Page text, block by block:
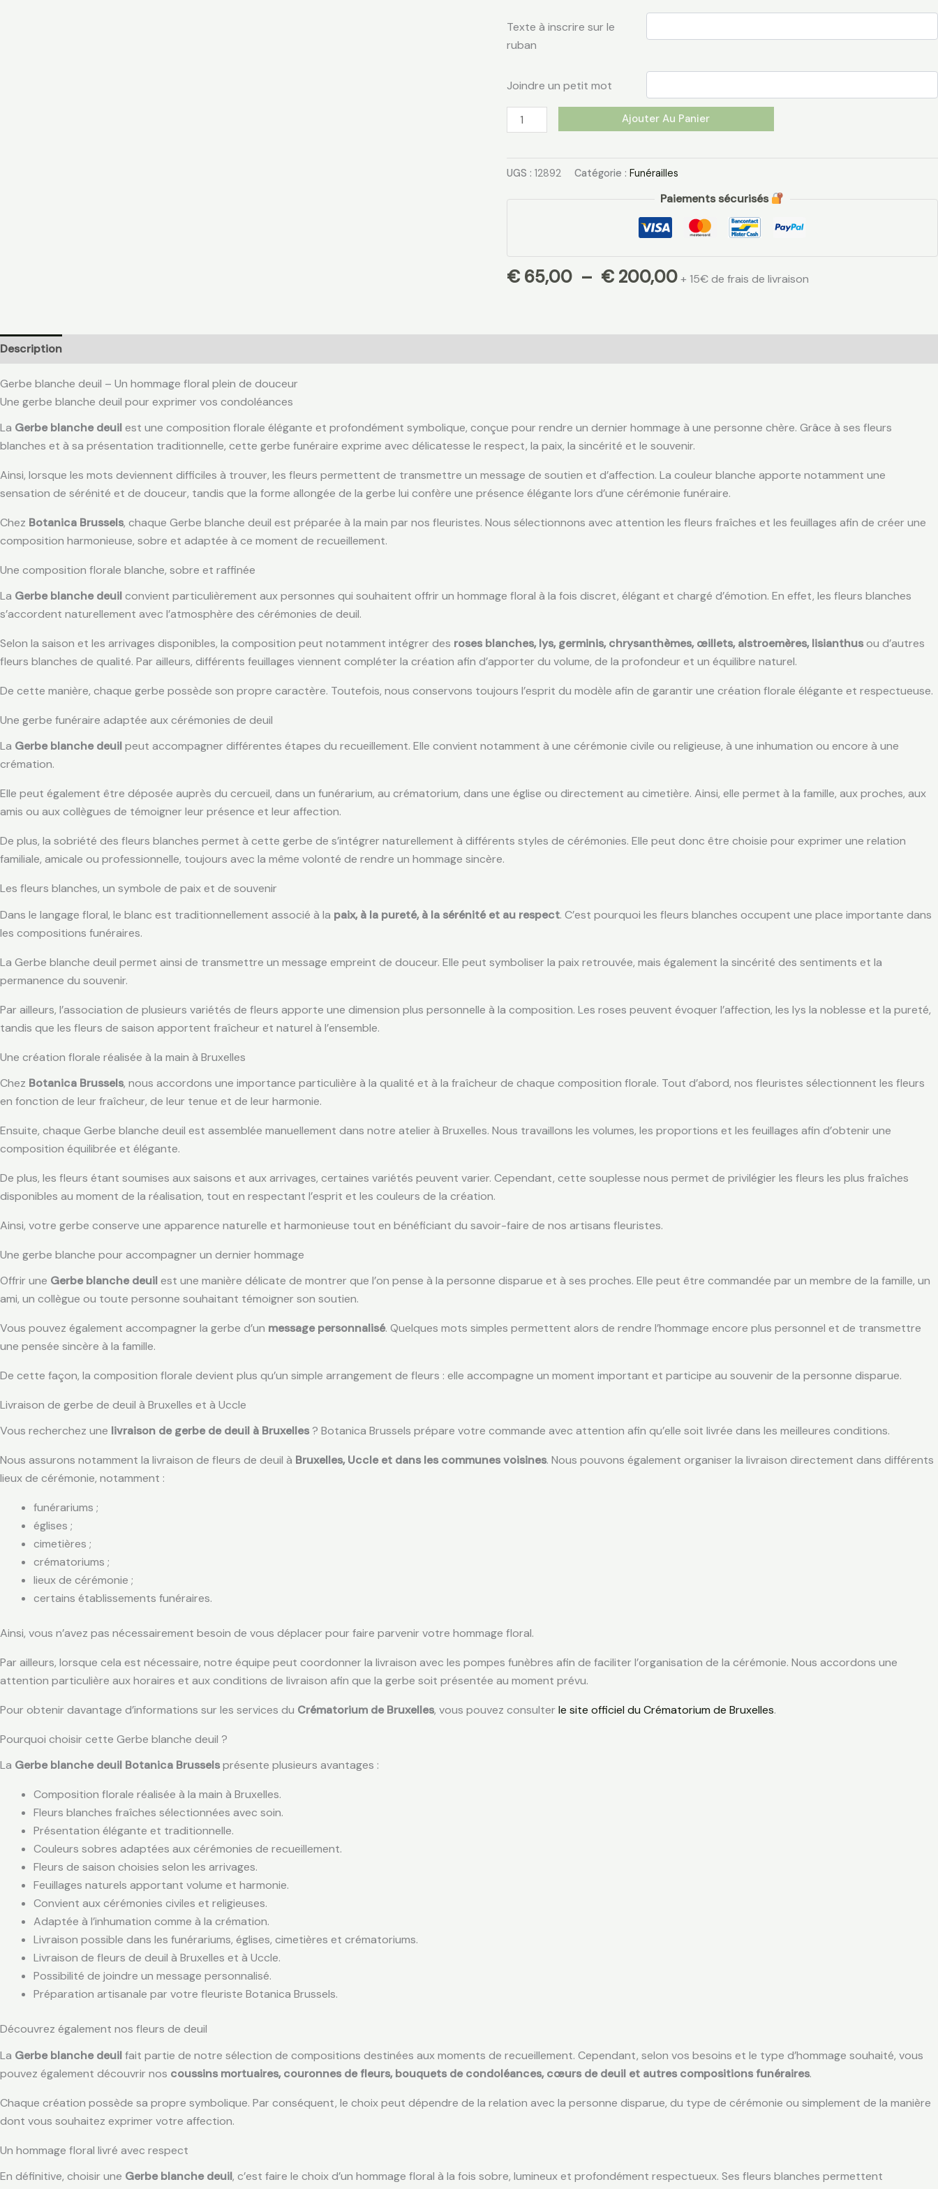
Texte à inscrire sur le
ruban
Joindre un petit mot
Ajouter Au Panier
UGS : 12892 Catégorie : Funérailles
Paiements sécurisés
€65,00 – €200,00 + 15€ de frais de livraison
Description
Gerbe blanche deuil – Un hommage floral plein de douceur
Une gerbe blanche deuil pour exprimer vos condoléances
La Gerbe blanche deuilest une composition florale élégante et profondément symbolique, conçue pour rendre un dernier hommage à une personne chère. Grâce à ses fleurs
blanches et à sa présentation traditionnelle, cette gerbe funéraire exprime avec délicatesse le respect, la paix, la sincérité et le souvenir.
Ainsi, lorsque les mots deviennent difficiles à trouver, les fleurs permettent de transmettre un message de soutien et d’affection. La couleur blanche apporte notamment une
sensation de sérénité et de douceur, tandis que la forme allongée de la gerbe lui confère une présence élégante lors d’une cérémonie funéraire.
Chez Botanica Brussels, chaque Gerbe blanche deuil est préparée à la main par nos fleuristes. Nous sélectionnons avec attention les fleurs fraîches et les feuillages afin de créer une
composition harmonieuse, sobre et adaptée à ce moment de recueillement.
Une composition florale blanche, sobre et raffinée
La Gerbe blanche deuilconvient particulièrement aux personnes qui souhaitent offrir un hommage floral à la fois discret, élégant et chargé d’émotion. En effet, les fleurs blanches
s’accordent naturellement avec l’atmosphère des cérémonies de deuil.
Selon la saison et les arrivages disponibles, la composition peut notamment intégrer des roses blanches, lys, germinis, chrysanthèmes, œillets, alstroemères, lisianthusou d’autres
fleurs blanches de qualité. Par ailleurs, différents feuillages viennent compléter la création afin d’apporter du volume, de la profondeur et un équilibre naturel.
De cette manière, chaque gerbe possède son propre caractère. Toutefois, nous conservons toujours l’esprit du modèle afin de garantir une création florale élégante et respectueuse.
Une gerbe funéraire adaptée aux cérémonies de deuil
La Gerbe blanche deuilpeut accompagner différentes étapes du recueillement. Elle convient notamment à une cérémonie civile ou religieuse, à une inhumation ou encore à une
crémation.
Elle peut également être déposée auprès du cercueil, dans un funérarium, au crématorium, dans une église ou directement au cimetière. Ainsi, elle permet à la famille, aux proches, aux
amis ou aux collègues de témoigner leur présence et leur affection.
De plus, la sobriété des fleurs blanches permet à cette gerbe de s’intégrer naturellement à différents styles de cérémonies. Elle peut donc être choisie pour exprimer une relation
familiale, amicale ou professionnelle, toujours avec la même volonté de rendre un hommage sincère.
Les fleurs blanches, un symbole de paix et de souvenir
Dans le langage floral, le blanc est traditionnellement associé à la paix, à la pureté, à la sérénité et au respect. C’est pourquoi les fleurs blanches occupent une place importante dans
les compositions funéraires.
La Gerbe blanche deuil permet ainsi de transmettre un message empreint de douceur. Elle peut symboliser la paix retrouvée, mais également la sincérité des sentiments et la
permanence du souvenir.
Par ailleurs, l’association de plusieurs variétés de fleurs apporte une dimension plus personnelle à la composition. Les roses peuvent évoquer l’affection, les lys la noblesse et la pureté,
tandis que les fleurs de saison apportent fraîcheur et naturel à l’ensemble.
Une création florale réalisée à la main à Bruxelles
Chez Botanica Brussels, nous accordons une importance particulière à la qualité et à la fraîcheur de chaque composition florale. Tout d’abord, nos fleuristes sélectionnent les fleurs
en fonction de leur fraîcheur, de leur tenue et de leur harmonie.
Ensuite, chaque Gerbe blanche deuil est assemblée manuellement dans notre atelier à Bruxelles. Nous travaillons les volumes, les proportions et les feuillages afin d’obtenir une
composition équilibrée et élégante.
De plus, les fleurs étant soumises aux saisons et aux arrivages, certaines variétés peuvent varier. Cependant, cette souplesse nous permet de privilégier les fleurs les plus fraîches
disponibles au moment de la réalisation, tout en respectant l’esprit et les couleurs de la création.
Ainsi, votre gerbe conserve une apparence naturelle et harmonieuse tout en bénéficiant du savoir-faire de nos artisans fleuristes.
Une gerbe blanche pour accompagner un dernier hommage
Offrir une Gerbe blanche deuilest une manière délicate de montrer que l’on pense à la personne disparue et à ses proches. Elle peut être commandée par un membre de la famille, un
ami, un collègue ou toute personne souhaitant témoigner son soutien.
Vous pouvez également accompagner la gerbe d’un message personnalisé. Quelques mots simples permettent alors de rendre l’hommage encore plus personnel et de transmettre
une pensée sincère à la famille.
De cette façon, la composition florale devient plus qu’un simple arrangement de fleurs : elle accompagne un moment important et participe au souvenir de la personne disparue.
Livraison de gerbe de deuil à Bruxelles et à Uccle
Vous recherchez une livraison de gerbe de deuil à Bruxelles? Botanica Brussels prépare votre commande avec attention afin qu’elle soit livrée dans les meilleures conditions.
Nous assurons notamment la livraison de fleurs de deuil à Bruxelles, Uccle et dans les communes voisines. Nous pouvons également organiser la livraison directement dans différents
lieux de cérémonie, notamment :
funérariums ;
églises ;
cimetières ;
crématoriums ;
lieux de cérémonie ;
certains établissements funéraires.
Ainsi, vous n’avez pas nécessairement besoin de vous déplacer pour faire parvenir votre hommage floral.
Par ailleurs, lorsque cela est nécessaire, notre équipe peut coordonner la livraison avec les pompes funèbres afin de faciliter l’organisation de la cérémonie. Nous accordons une
attention particulière aux horaires et aux conditions de livraison afin que la gerbe soit présentée au moment prévu.
Pour obtenir davantage d’informations sur les services du Crématorium de Bruxelles, vous pouvez consulterle site officiel du Crématorium de Bruxelles.
Pourquoi choisir cette Gerbe blanche deuil ?
La Gerbe blanche deuil Botanica Brusselsprésente plusieurs avantages :
Composition florale réalisée à la main à Bruxelles.
Fleurs blanches fraîches sélectionnées avec soin.
Présentation élégante et traditionnelle.
Couleurs sobres adaptées aux cérémonies de recueillement.
Fleurs de saison choisies selon les arrivages.
Feuillages naturels apportant volume et harmonie.
Convient aux cérémonies civiles et religieuses.
Adaptée à l’inhumation comme à la crémation.
Livraison possible dans les funérariums, églises, cimetières et crématoriums.
Livraison de fleurs de deuil à Bruxelles et à Uccle.
Possibilité de joindre un message personnalisé.
Préparation artisanale par votre fleuriste Botanica Brussels.
Découvrez également nos fleurs de deuil
La Gerbe blanche deuilfait partie de notre sélection de compositions destinées aux moments de recueillement. Cependant, selon vos besoins et le type d’hommage souhaité, vous
pouvez également découvrir nos coussins mortuaires, couronnes de fleurs, bouquets de condoléances, cœurs de deuil et autres compositions funéraires.
Chaque création possède sa propre symbolique. Par conséquent, le choix peut dépendre de la relation avec la personne disparue, du type de cérémonie ou simplement de la manière
dont vous souhaitez exprimer votre affection.
Un hommage floral livré avec respect
En définitive, choisir une Gerbe blanche deuil, c’est faire le choix d’un hommage floral à la fois sobre, lumineux et profondément respectueux. Ses fleurs blanches permettent